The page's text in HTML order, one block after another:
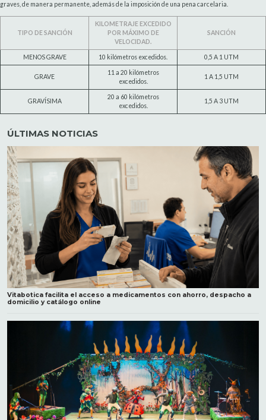
graves, de manera permanente, además de la imposición de una pena carcelaria.
TIPO DE SANCIÓN
KILOMETRAJE EXCEDIDO
POR MÁXIMO DE
VELOCIDAD.
SANCIÓN
MENOS GRAVE 10 kilómetros excedidos. 0,5 A 1 UTM
GRAVE
11 a 20 kilómetros
excedidos.
1 A 1,5 UTM
GRAVÍSIMA
20 a 60 kilómetros
excedidos.
1,5 A 3 UTM
ÚLTIMAS NOTICIAS
Vitabotica facilita el acceso a medicamentos con ahorro, despacho a
domicilio y catálogo online